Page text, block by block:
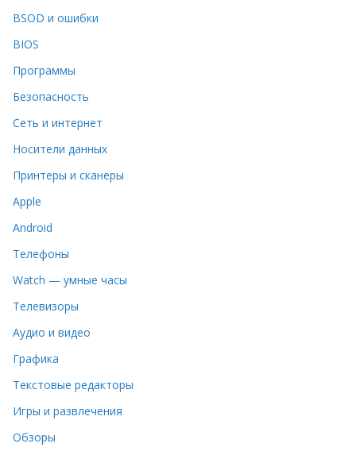
BSOD и ошибки
BIOS
Программы
Безопасность
Сеть и интернет
Носители данных
Принтеры и сканеры
Apple
Android
Телефоны
Watch — умные часы
Телевизоры
Аудио и видео
Графика
Текстовые редакторы
Игры и развлечения
Обзоры